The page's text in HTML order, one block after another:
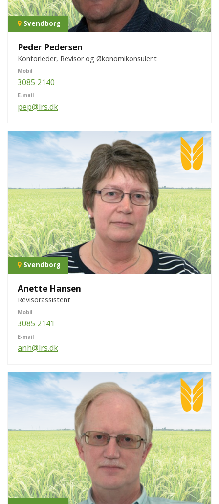
Svendborg
Peder Pedersen
Kontorleder, Revisor og Økonomikonsulent
Mobil
3085 2140
E-mail
pep@lrs.dk
Svendborg
Anette Hansen
Revisorassistent
Mobil
3085 2141
E-mail
anh@lrs.dk